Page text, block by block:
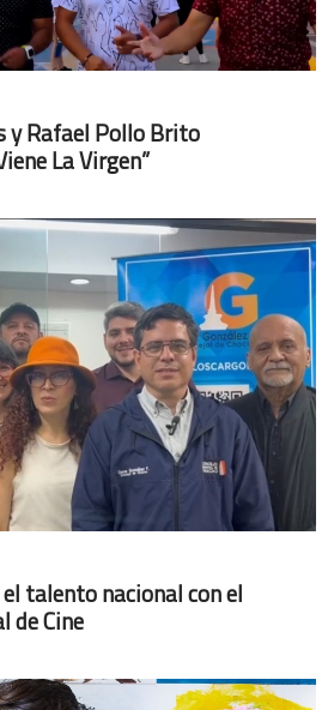
y Rafael Pollo Brito
La Virgen”
el talento nacional con el
de Cine